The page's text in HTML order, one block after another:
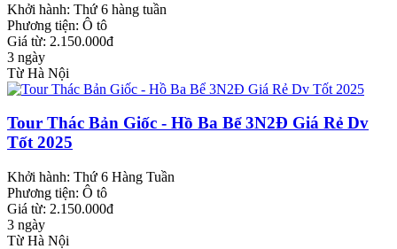
Khởi hành: Thứ 6 hàng tuần
Phương tiện: Ô tô
Giá từ: 2.150.000đ
3 ngày
Từ Hà Nội
Tour Thác Bản Giốc - Hồ Ba Bể 3N2Đ Giá Rẻ Dv
Tốt 2025
Khởi hành: Thứ 6 Hàng Tuần
Phương tiện: Ô tô
Giá từ: 2.150.000đ
3 ngày
Từ Hà Nội